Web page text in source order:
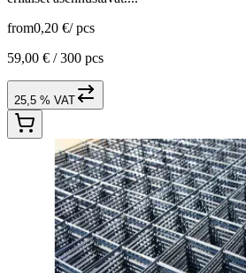
from0,20 €/ pcs
59,00 € /300 pcs
25,5 % VAT